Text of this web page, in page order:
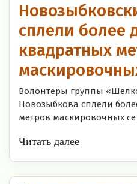
сплели более
квадратных
Волонтёры группы
Новозыбкова сплели
метров маскировочных
Читать далее